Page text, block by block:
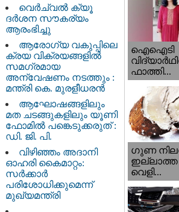
വെര്‍ച്വല്‍ ക്യൂ
ദര്‍ശന സൗകര്യം
ആരംഭിച്ചു
ആരോഗ്യ വകുപ്പിലെ
ക്രയ വിക്രയങ്ങളിൽ
സമഗ്രമായ
അന്വേഷണം നടത്തും :
മന്ത്രി കെ. മുരളീധരൻ
ആഘോഷങ്ങളിലും
മത ചടങ്ങുകളിലും യൂണി
ഫോമിൽ പങ്കെടുക്കരുത് :
ഡി. ജി. പി.
വിഴിഞ്ഞം അദാനി
ഓഹരി കൈമാറ്റം:
സർക്കാർ
പരിശോധിക്കുമെന്ന്
മുഖ്യമന്ത്രി
ഐഐടി
ഫാത്തി...
ഗുണ
ഇല്ലാത്ത
വെളി...